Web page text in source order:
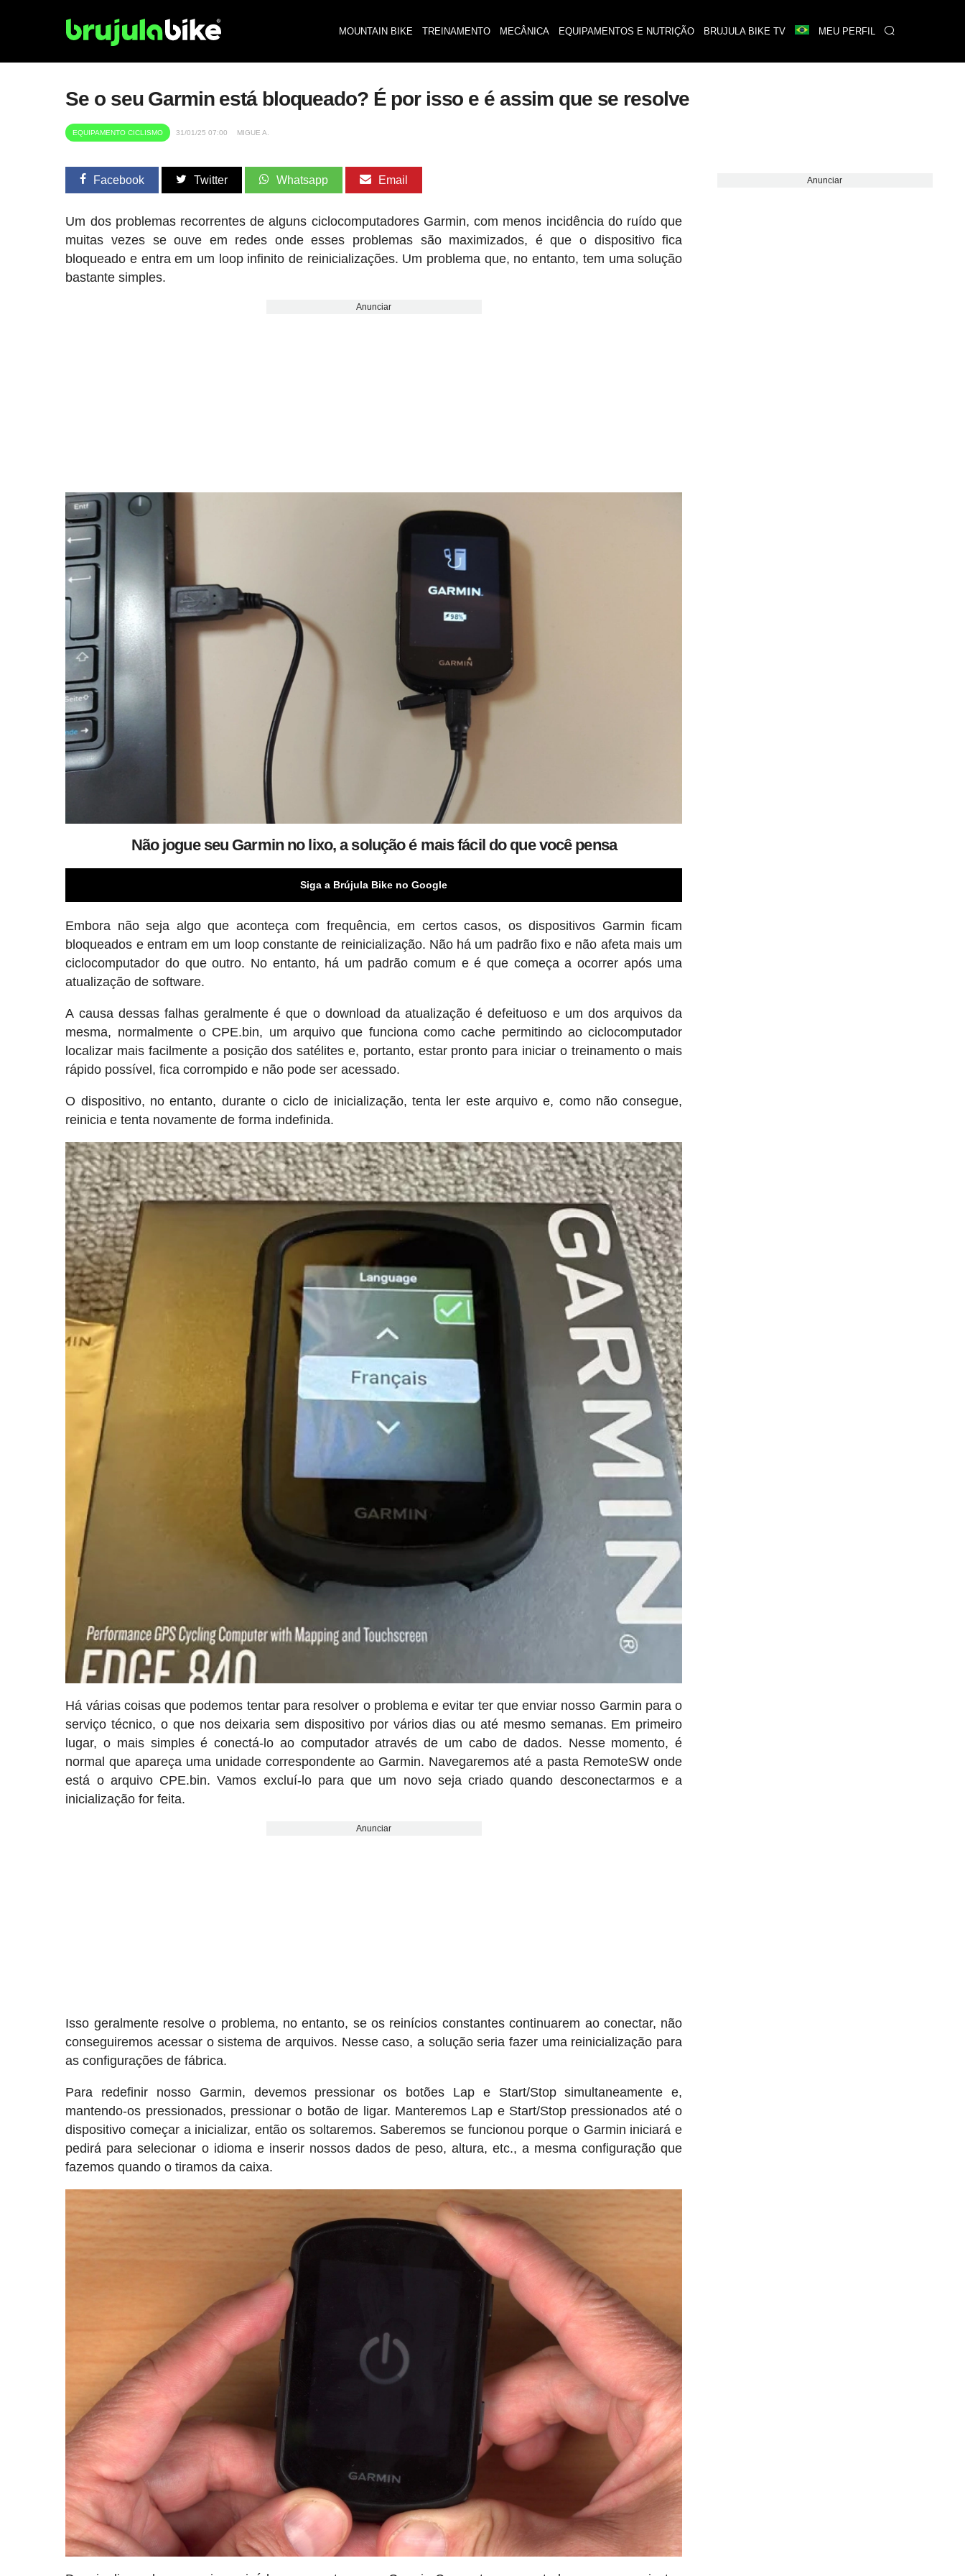
MOUNTAIN BIKE TREINAMENTO MECÂNICA EQUIPAMENTOS E NUTRIÇÃO BRUJULA BIKE TV MEU PERFIL
Se o seu Garmin está bloqueado? É por isso e é assim que se resolve
EQUIPAMENTO CICLISMO 31/01/25 07:00 MIGUE A.
Facebook Twitter Whatsapp Email
Um dos problemas recorrentes de alguns ciclocomputadores Garmin, com menos incidência do ruído que
muitas vezes se ouve em redes onde esses problemas são maximizados, é que o dispositivo fica
bloqueado e entra em um loop infinito de reinicializações. Um problema que, no entanto, tem uma solução
bastante simples.
Anunciar
Não jogue seu Garmin no lixo, a solução é mais fácil do que você pensa
Siga a Brújula Bike no Google
Embora não seja algo que aconteça com frequência, em certos casos, os dispositivos Garmin ficam
bloqueados e entram em um loop constante de reinicialização. Não há um padrão fixo e não afeta mais um
ciclocomputador do que outro. No entanto, há um padrão comum e é que começa a ocorrer após uma
atualização de software.
A causa dessas falhas geralmente é que o download da atualização é defeituoso e um dos arquivos da
mesma, normalmente o CPE.bin, um arquivo que funciona como cache permitindo ao ciclocomputador
localizar mais facilmente a posição dos satélites e, portanto, estar pronto para iniciar o treinamento o mais
rápido possível, fica corrompido e não pode ser acessado.
O dispositivo, no entanto, durante o ciclo de inicialização, tenta ler este arquivo e, como não consegue,
reinicia e tenta novamente de forma indefinida.
Há várias coisas que podemos tentar para resolver o problema e evitar ter que enviar nosso Garmin para o
serviço técnico, o que nos deixaria sem dispositivo por vários dias ou até mesmo semanas. Em primeiro
lugar, o mais simples é conectá-lo ao computador através de um cabo de dados. Nesse momento, é
normal que apareça uma unidade correspondente ao Garmin. Navegaremos até a pasta RemoteSW onde
está o arquivo CPE.bin. Vamos excluí-lo para que um novo seja criado quando desconectarmos e a
inicialização for feita.
Anunciar
Isso geralmente resolve o problema, no entanto, se os reinícios constantes continuarem ao conectar, não
conseguiremos acessar o sistema de arquivos. Nesse caso, a solução seria fazer uma reinicialização para
as configurações de fábrica.
Para redefinir nosso Garmin, devemos pressionar os botões Lap e Start/Stop simultaneamente e,
mantendo-os pressionados, pressionar o botão de ligar. Manteremos Lap e Start/Stop pressionados até o
dispositivo começar a inicializar, então os soltaremos. Saberemos se funcionou porque o Garmin iniciará e
pedirá para selecionar o idioma e inserir nossos dados de peso, altura, etc., a mesma configuração que
fazemos quando o tiramos da caixa.
Anunciar